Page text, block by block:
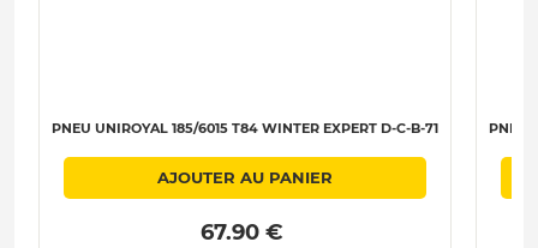
PNEU UNIROYAL 185/6015 T84 WINTER EXPERT D-C-B-71
AJOUTER AU PANIER
67.90 €
PNEU